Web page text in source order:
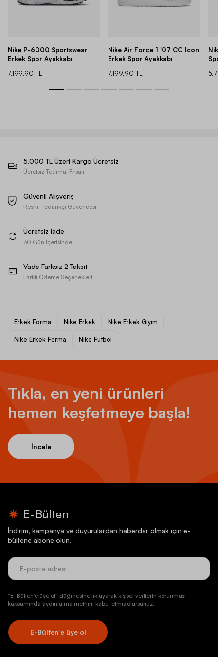
Nike P-6000 Sportswear
Erkek Spor Ayakkabı
7.199,90 TL
Nike Air Force 1 '07 CO Icon
Erkek Spor Ayakkabı
7.199,90 TL
5.000 TL Üzeri Kargo Ücretsiz
Ücretsiz Teslimat Fırsatı
Güvenli Alışveriş
Resmi Tedarikçi Güvencesi
Ücretsiz İade
30 Gün İçerisinde
Vade Farksız 2 Taksit
Farklı Ödeme Seçenekleri
Erkek Forma Nike Erkek Nike Erkek Giyim
Nike Erkek Forma Nike Futbol
Tıkla, en yeni ürünleri
hemen keşfetmeye başla!
İncele
E-Bülten
İndirim, kampanya ve duyurulardan haberdar olmak için e-
bültene abone olun.
“E-Bülten’e üye ol” düğmesine tıklayarak kişisel verilerin korunması
kapsamında aydınlatma metnini kabul etmiş olursunuz.
E-Bülten’e üye ol